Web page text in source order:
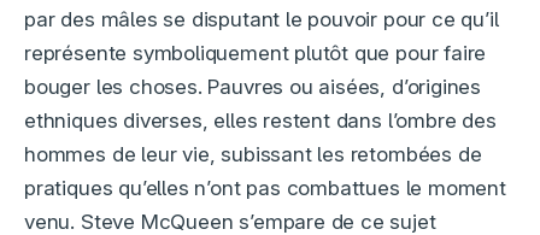
par des mâles se disputant le pouvoir pour ce qu’il
représente symboliquement plutôt que pour faire
bouger les choses. Pauvres ou aisées, d’origines
ethniques diverses, elles restent dans l’ombre des
hommes de leur vie, subissant les retombées de
pratiques qu’elles n’ont pas combattues le moment
venu. Steve McQueen s’empare de ce sujet